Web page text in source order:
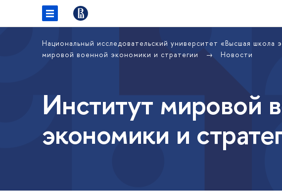
Национальный исследовательский университет «Высшая школа
мировой военной экономики и стратегии
Новости
Институт мировой
экономики и